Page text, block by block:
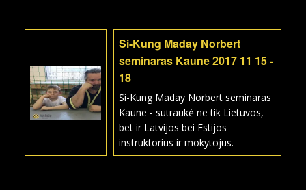
Si-Kung Maday Norbert
seminaras Kaune 2017 11 15 -
18
Si-Kung Maday Norbert seminaras
Kaune - sutraukė ne tik Lietuvos,
bet ir Latvijos bei Estijos
instruktorius ir mokytojus.